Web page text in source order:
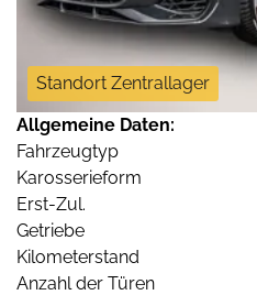
Standort Zentrallager
Allgemeine Daten:
Fahrzeugtyp
Karosserieform
Erst-Zul.
Getriebe
Kilometerstand
Anzahl der Türen